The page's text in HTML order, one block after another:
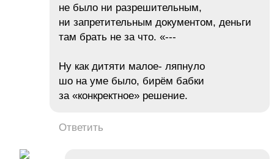
не было ни разрешительным,
ни запретительным документом, деньги
там брать не за что. «---
Ну как дитяти малое- ляпнуло
шо на уме было, бирём бабки
за «конкректное» решение.
Ответить